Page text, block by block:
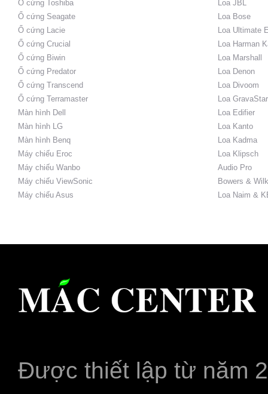
Ổ cứng Toshiba
Ổ cứng Seagate
Ổ cứng Lacie
Ổ cứng Crucial
Ổ cứng Biwin
Ổ cứng Predator
Ổ cứng Transcend
Ổ cứng Terramaster
Màn hình Dell
Màn hình LG
Màn hình Benq
Máy chiếu Eroc
Máy chiếu Wanbo
Máy chiếu ViewSonic
Máy chiếu Asus
Loa JBL
Loa Bose
Loa Ultimate
Loa Harman
Loa Marshall
Loa Denon
Loa Divoom
Loa GravaStar
Loa Edifier
Loa Kanto
Loa Kadma
Loa Klipsch
Audio Pro
Bowers &
Loa Naim &
Được thiết lập từ năm